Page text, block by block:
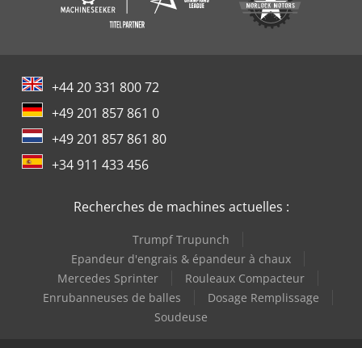
+44 20 331 800 72
+49 201 857 861 0
+49 201 857 861 80
+34 911 433 456
Recherches de machines actuelles :
Trumpf Trupunch
Epandeur d'engrais & épandeur à chaux
Mercedes Sprinter
Rouleaux Compacteur
Enrubanneuses de balles
Dosage Remplissage
Soudeuse